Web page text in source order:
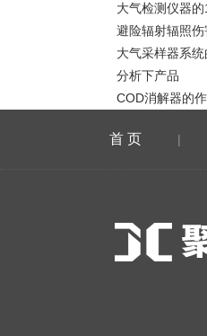
大气检测仪器
避险辐射辐照
大气采样器系
分析下产品
COD消解器的
首 页 |